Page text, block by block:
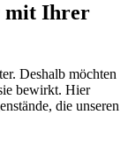
mit Ihrer
Deshalb möchten
bewirkt. Hier
die unseren